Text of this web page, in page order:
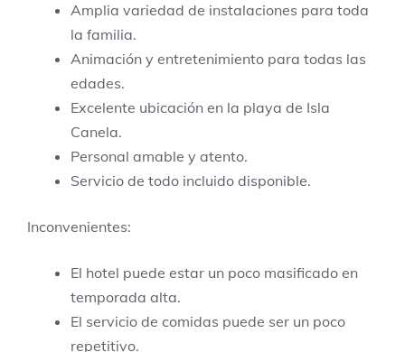
Amplia variedad de instalaciones para toda
la familia.
Animación y entretenimiento para todas las
edades.
Excelente ubicación en la playa de Isla
Canela.
Personal amable y atento.
Servicio de todo incluido disponible.
Inconvenientes:
El hotel puede estar un poco masificado en
temporada alta.
El servicio de comidas puede ser un poco
repetitivo.